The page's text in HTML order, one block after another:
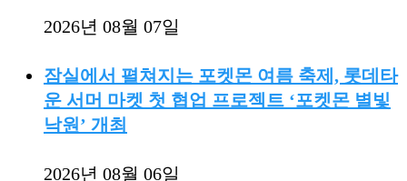
2026년 08월 07일
잠실에서 펼쳐지는 포켓몬 여름 축제, 롯데타
운 서머 마켓 첫 협업 프로젝트 ‘포켓몬 별빛
낙원’ 개최
2026년 08월 06일